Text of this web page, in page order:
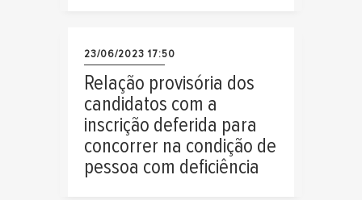
23/06/2023 17:50
Relação provisória dos
candidatos com a
inscrição deferida para
concorrer na condição de
pessoa com deficiência